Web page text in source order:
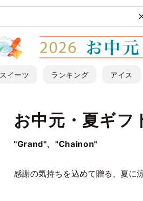
スイーツ ランキング アイス
お中元・夏ギフ
"Grand"、"Chainon"
感謝の気持ちを込めて贈る、夏に